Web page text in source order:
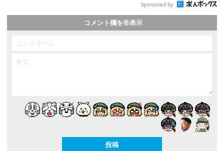
Sponsored by
コメント欄を非表示